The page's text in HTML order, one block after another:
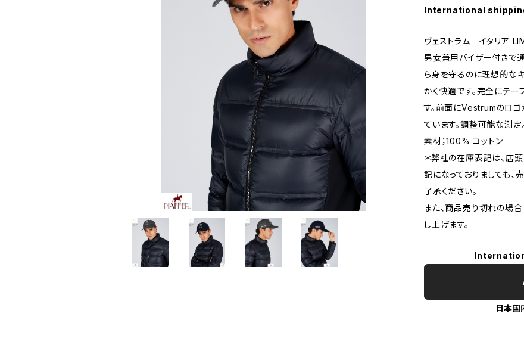
International
ヴェストラム イタリア
男女兼用バイザー付きで通
ら身を守るのに理想的なキ
かく快適です。完全にテ
す。前面にVestrumのロゴ
ています。調整可能な測定
素材；100% コットン
＊弊社の在庫表記は、店
記になっておりましても
了承ください。
また、商品売り切れの場
し上げます。
日本国